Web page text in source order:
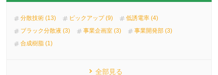
分散技術 (13) ピックアップ (9)
低誘電率 (4)
ブラック分散液 (3)
事業企画室 (3)
事業開発部 (3)
合成樹脂 (1)
全部見る